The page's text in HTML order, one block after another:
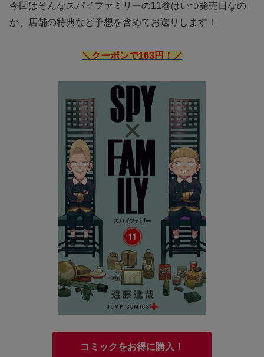
今回はそんなスパイファミリーの11巻はいつ発売日なの
か、店舗の特典など予想を含めてお送りします！
＼クーポンで163円！／
コミックをお得に購入！